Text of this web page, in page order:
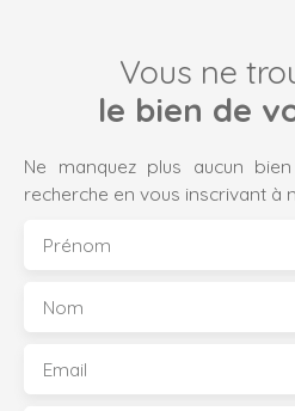
Vous ne
le bien de
Ne manquez plus aucun
recherche en vous inscrivant à
Prénom
Nom
Email